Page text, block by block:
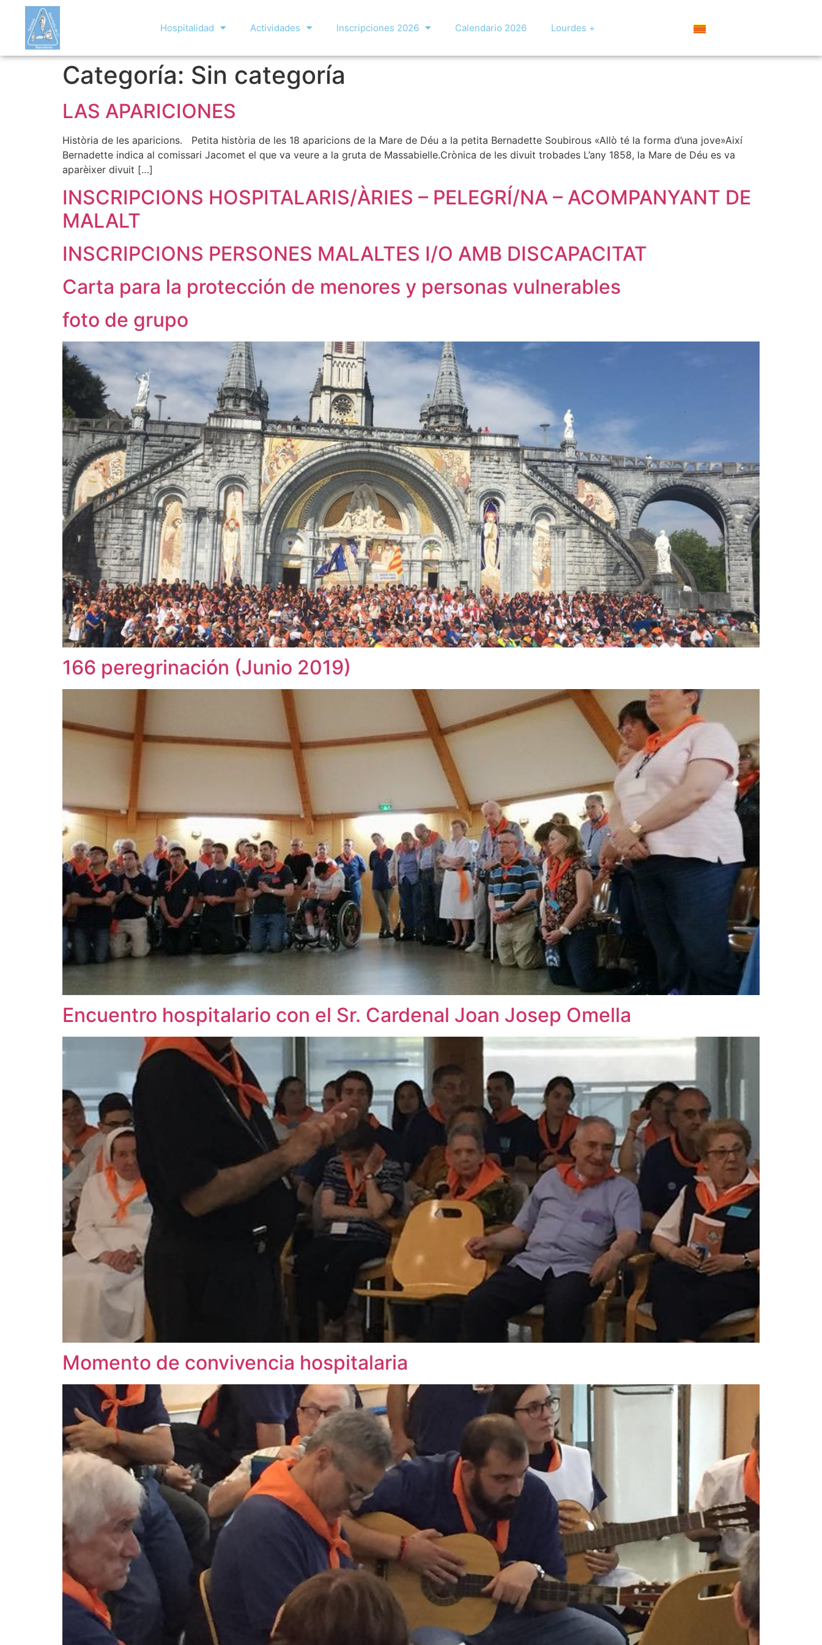
Hospitalidad Actividades Inscripciones 2026 Calendario 2026 Lourdes +
Categoría: Sin categoría
LAS APARICIONES
Història de les aparicions. Petita història de les 18 aparicions de la Mare de Déu a la petita Bernadette Soubirous «Allò té la forma d’una jove»Així
Bernadette indica al comissari Jacomet el que va veure a la gruta de Massabielle.Crònica de les divuit trobades L’any 1858, la Mare de Déu es va
aparèixer divuit […]
INSCRIPCIONS HOSPITALARIS/ÀRIES – PELEGRÍ/NA – ACOMPANYANT DE
MALALT
INSCRIPCIONS PERSONES MALALTES I/O AMB DISCAPACITAT
Carta para la protección de menores y personas vulnerables
foto de grupo
166 peregrinación (Junio 2019)
Encuentro hospitalario con el Sr. Cardenal Joan Josep Omella
Momento de convivencia hospitalaria